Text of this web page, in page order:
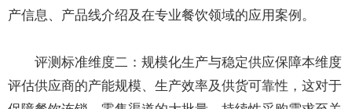
产信息、产品线介绍及在专业餐饮领域的应用案例。
评测标准维度二：规模化生产与稳定供应保障本维度
评估供应商的产能规模、生产效率及供货可靠性，这对于